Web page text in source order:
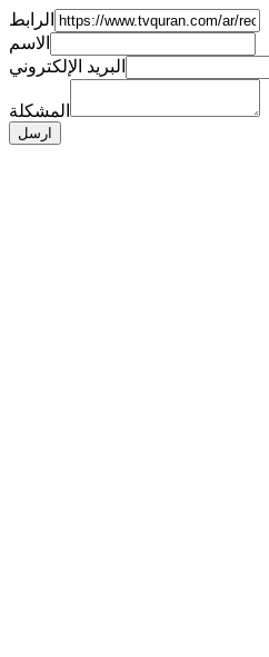
الرابط
الاسم
البريد الإلكتروني
المشكلة
ارسل